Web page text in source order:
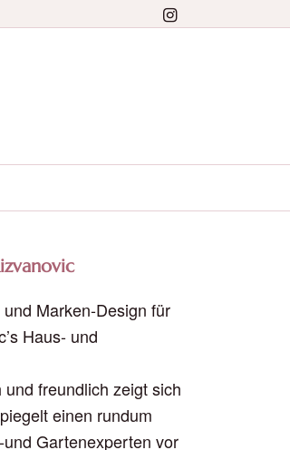
Marken-Design für
Haus- und
freundlich zeigt sich
einen rundum
Gartenexperten vor